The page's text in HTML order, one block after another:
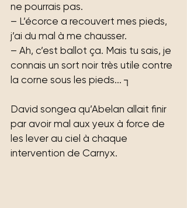
ne pourrais pas.
– L’écorce a recouvert mes pieds,
j’ai du mal à me chausser.
– Ah, c’est ballot ça. Mais tu sais, je
connais un sort noir très utile contre
la corne sous les pieds... ┐
David songea qu’Abelan allait finir
par avoir mal aux yeux à force de
les lever au ciel à chaque
intervention de Carnyx.